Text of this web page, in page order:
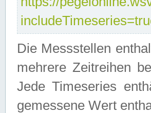
Die Messstellen
mehrere Zeitreihen
Jede Timeseries
gemessene Wert